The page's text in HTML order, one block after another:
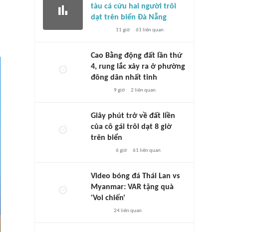
tàu cá cứu hai người trôi
dạt trên biển Đà Nẵng
11 giờ 61 liên quan
Cao Bằng động đất lần thứ
4, rung lắc xảy ra ở phường
đông dân nhất tỉnh
9 giờ 2 liên quan
Giây phút trở về đất liền
của cô gái trôi dạt 8 giờ
trên biển
6 giờ 61 liên quan
Video bóng đá Thái Lan vs
Myanmar: VAR tặng quà
'Voi chiến'
24liên quan